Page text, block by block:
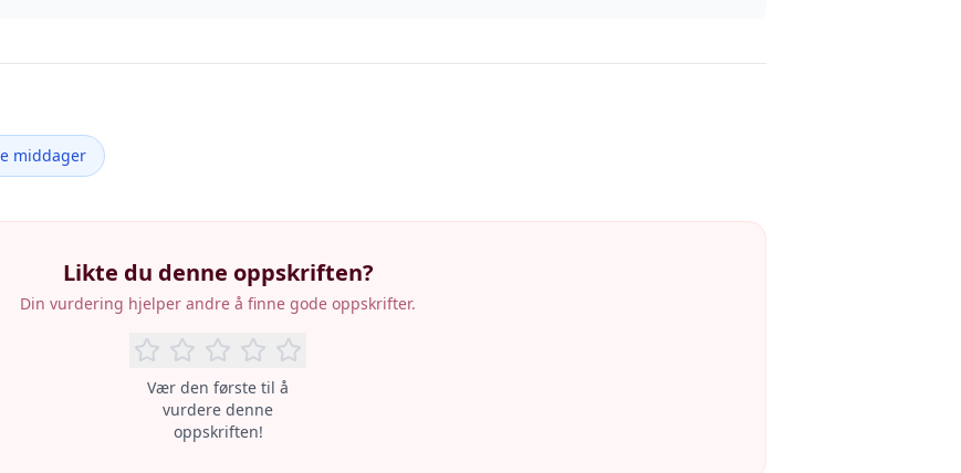
middager
Likte du denne oppskriften?
Din vurdering hjelper andre å finne gode oppskrifter.
Vær den første til å
vurdere denne
oppskriften!